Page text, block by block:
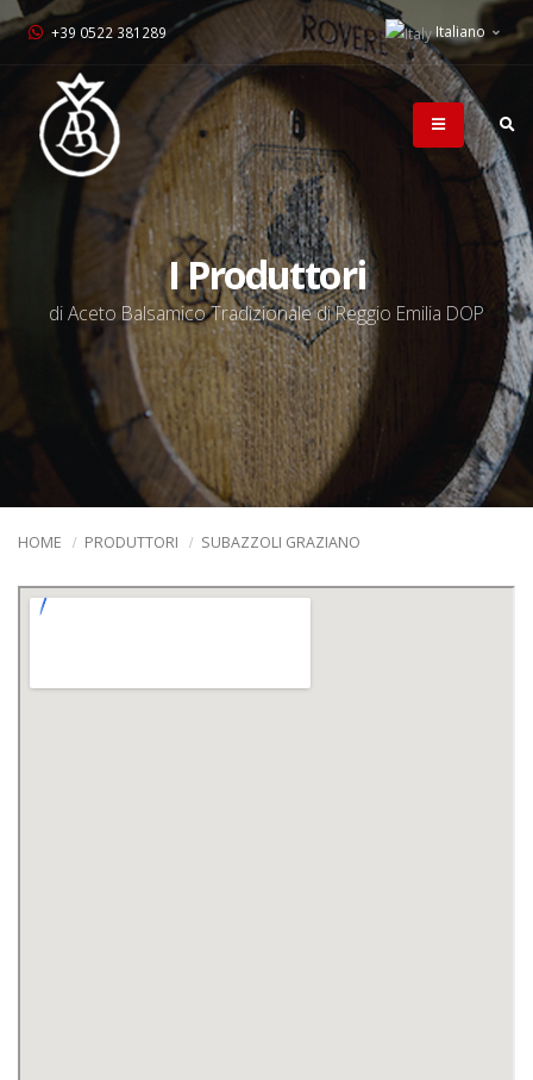
+39 0522 381289 Italiano
I Produttori
di Aceto Balsamico Tradizionale di Reggio Emilia DOP
HOME PRODUTTORI SUBAZZOLI GRAZIANO